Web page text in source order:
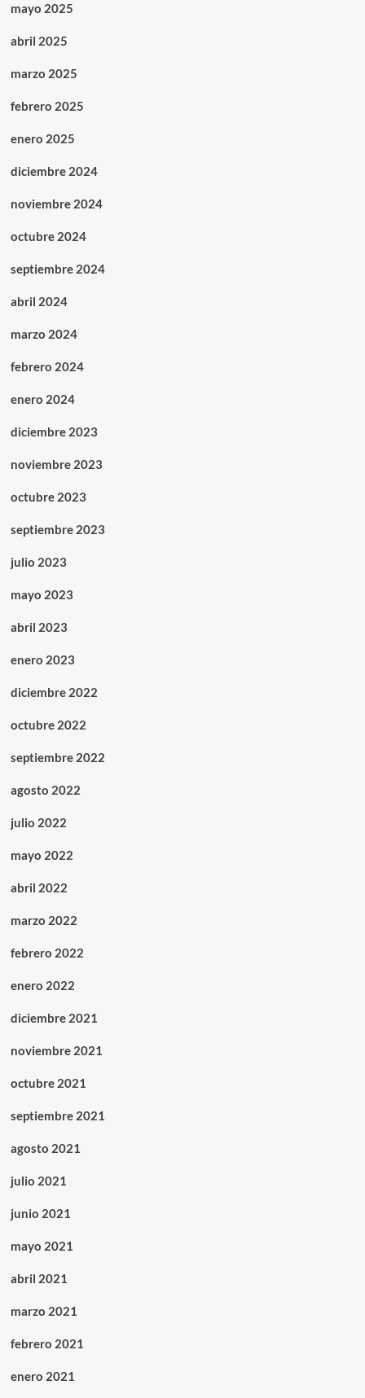
mayo 2025
abril 2025
marzo 2025
febrero 2025
enero 2025
diciembre 2024
noviembre 2024
octubre 2024
septiembre 2024
abril 2024
marzo 2024
febrero 2024
enero 2024
diciembre 2023
noviembre 2023
octubre 2023
septiembre 2023
julio 2023
mayo 2023
abril 2023
enero 2023
diciembre 2022
octubre 2022
septiembre 2022
agosto 2022
julio 2022
mayo 2022
abril 2022
marzo 2022
febrero 2022
enero 2022
diciembre 2021
noviembre 2021
octubre 2021
septiembre 2021
agosto 2021
julio 2021
junio 2021
mayo 2021
abril 2021
marzo 2021
febrero 2021
enero 2021